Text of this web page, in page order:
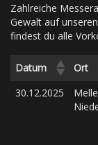
Zahlreiche
Gewalt auf
findest du alle
Datum Ort
30.12.2025